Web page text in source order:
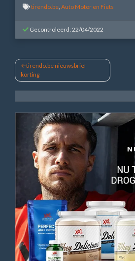
tirendo.be Auto Motor en Fiets
Gecontroleerd: 22/04/2022
Bericht
navigatie
tirendo.be nieuwsbrief
korting